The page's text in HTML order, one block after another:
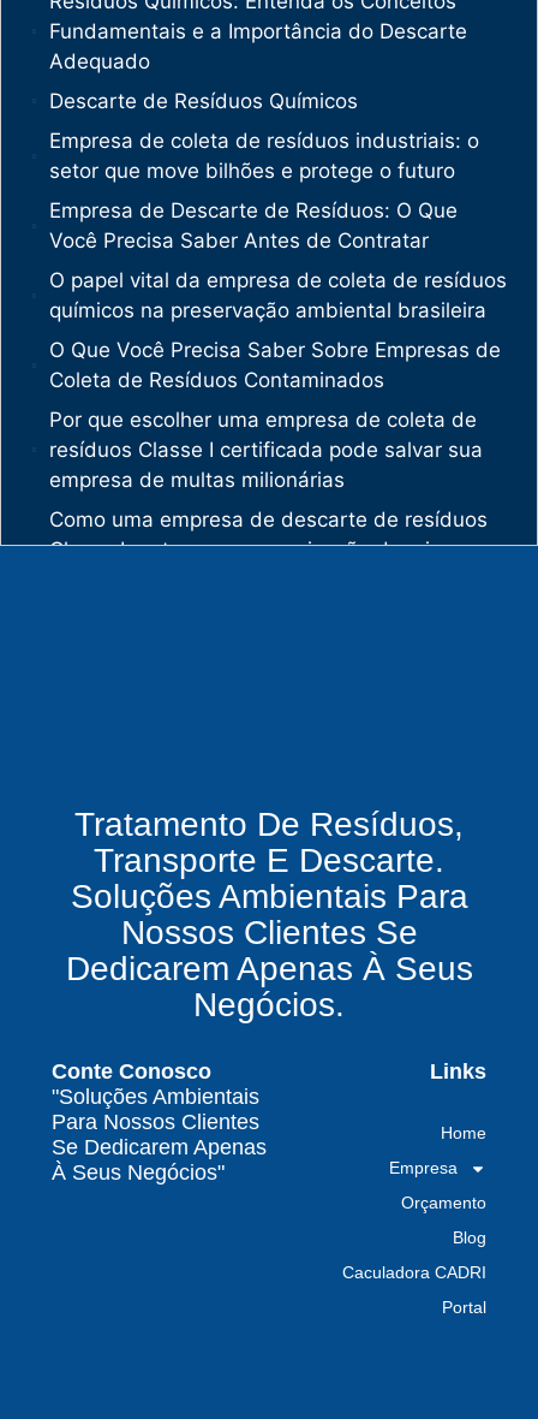
Fundamentais e a Importância do Descarte
Adequado
Descarte de Resíduos Químicos
Empresa de coleta de resíduos industriais: o
setor que move bilhões e protege o futuro
Empresa de Descarte de Resíduos: O Que
Você Precisa Saber Antes de Contratar
O papel vital da empresa de coleta de resíduos
químicos na preservação ambiental brasileira
O Que Você Precisa Saber Sobre Empresas de
Coleta de Resíduos Contaminados
Por que escolher uma empresa de coleta de
resíduos Classe I certificada pode salvar sua
empresa de multas milionárias
Como uma empresa de descarte de resíduos
Classe I protege sua organização de crimes
vê oportunidades bilionárias esperando para
serem exploradas.
O que uma empresa de gestão de resíduos
químicos precisa fazer para garantir segurança
e conformidade legal no Brasil
Como uma empresa de gestão de resíduos
contaminados protege o meio ambiente e
Por que contratar uma empresa de gestão de
resíduos classe I é fundamental para sua
indústria
Por que escolher uma empresa de
gerenciamento de resíduos especializada é
Tratamento De Resíduos,
Transporte E Descarte.
Soluções Ambientais Para
Nossos Clientes Se
Dedicarem Apenas À Seus
Negócios.
Conte Conosco
"Soluções Ambientais
Para Nossos Clientes
Se Dedicarem Apenas
À Seus Negócios"
Links
Home
Empresa
Orçamento
Blog
Caculadora CADRI
Portal